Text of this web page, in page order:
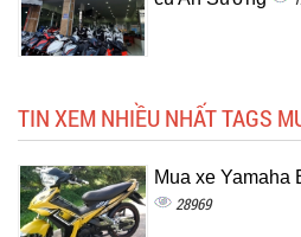
TIN XEM NHIỀU NHẤT TAGS
Mua xe Yamaha
28969